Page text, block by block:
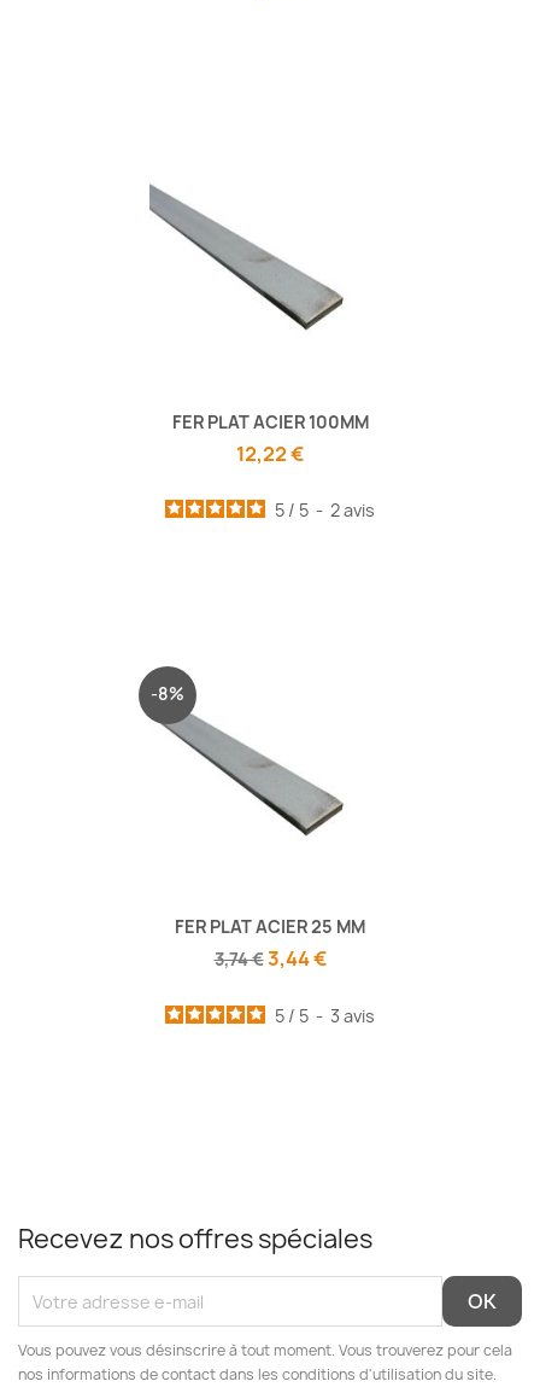
FER PLAT ACIER 100MM
12,22 €
5 / 5 - 2avis
FER PLAT ACIER 25 MM
3,74 €3,44 €
5 / 5 - 3avis
-8%
Recevez nos offres spéciales
Vous pouvez vous désinscrire à tout moment. Vous trouverez pour cela
nos informations de contact dans les conditions d'utilisation du site.